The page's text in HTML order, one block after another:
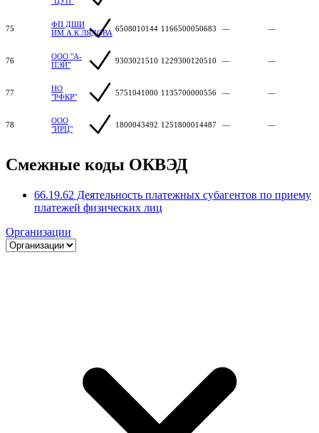
75
ФП ДШИ
ИМ.А.К.ЛЯДОВА 6508010144 1166500050683 — —
76
ООО "А-
ПЭЙ"
9303021510 1229300120510 — —
77
НО
"РФКР"
5751041000 1135700000556 — —
78
ООО
"ИРЦ"
1800043492 1251800014487 — —
Смежные коды ОКВЭД
66.19.62 Деятельность платежных субагентов по приему
платежей физических лиц
Организации